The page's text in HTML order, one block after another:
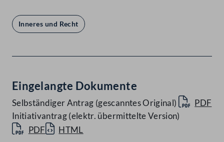
Inneres und Recht
Eingelangte Dokumente
Selbständiger Antrag (gescanntes Original)
PDF
Initiativantrag (elektr. übermittelte Version)
PDF
HTML